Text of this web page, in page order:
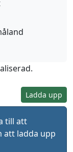
Ladda upp
till att
att ladda upp